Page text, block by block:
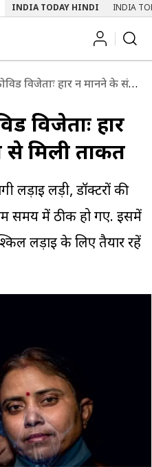
INDIA TODAY HINDI INDIA
हार न मानने के संकल्प से मिली ताकत
विजेताः हार
मिली ताकत
लड़ाई लड़ी, डॉक्टरों की
समय में ठीक हो गए. इसमें
लड़ाई के लिए तैयार रहें